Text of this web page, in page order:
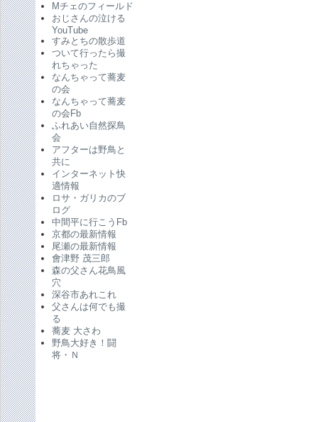
Mチェのフィールド
おじさんの泣ける
YouTube
すみとちの散歩道
ついて行ったら撮
れちゃった
なんちゃって蕎麦
の会
なんちゃって蕎麦
の会Fb
ふれあい自然探鳥
会
アフターは野鳥と
共に
インターネット快
適情報
ロサ・ガリカのブ
ログ
中間平に行こうFb
京都の最新情報
尾瀬の最新情報
會津野 茂三郎
森の父さん花鳥風
穴
深谷市あれこれ
父さんは何でも撮
る
蕎麦 大さわ
野鳥大好き！闘
将・Ｎ